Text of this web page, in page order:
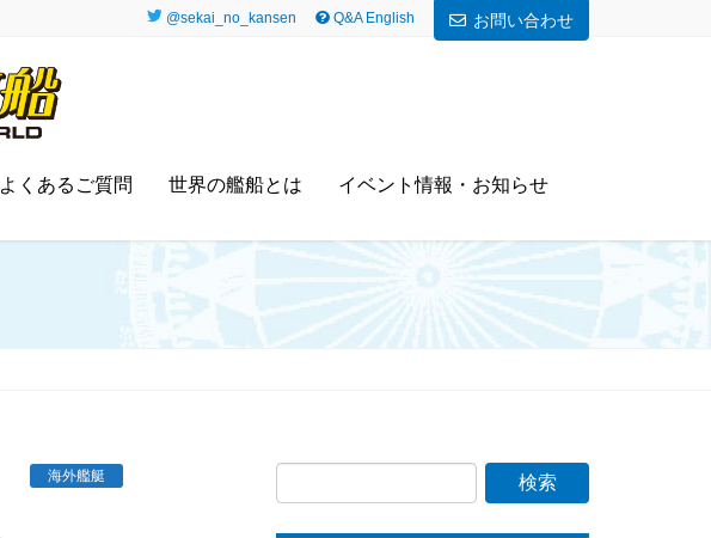
@sekai_no_kansen Q&A English お問い合わせ
よくあるご質問 世界の艦船とは イベント情報・お知らせ
海外艦艇